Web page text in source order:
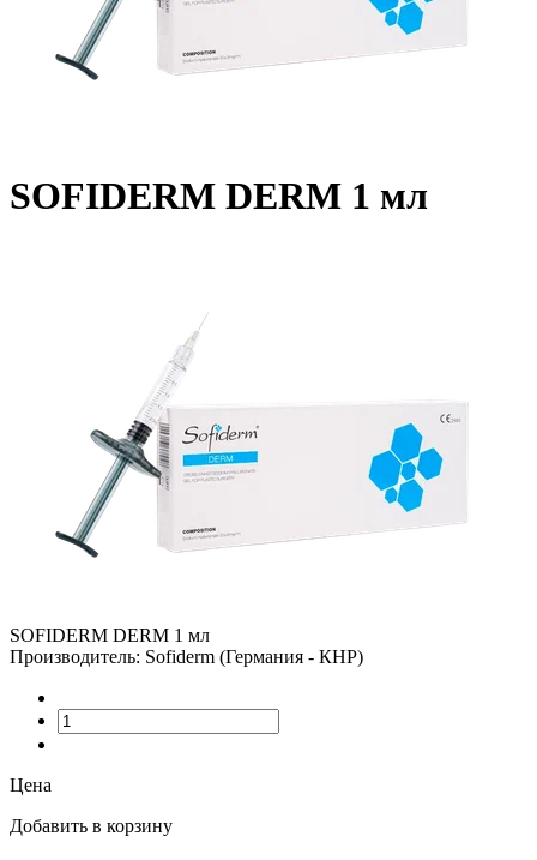
SOFIDERM DERM 1 мл
SOFIDERM DERM 1 мл
Производитель: Sofiderm (Германия - КНР)
Цена
Добавить в корзину